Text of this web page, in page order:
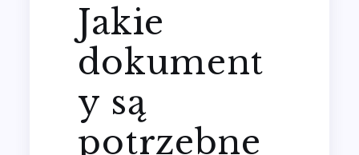
Jakie
dokument
y są
potrzebne